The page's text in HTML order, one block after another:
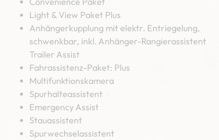
Light & View Paket Plus
Anhängerkupplung mit elektr. Entriegelung,
schwenkbar, inkl. Anhänger-Rangierassistent
Trailer Assist
Fahrassistenz-Paket: Plus
Multifunktionskamera
Spurhalteassistent
Emergency Assist
Stauassistent
Spurwechselassistent